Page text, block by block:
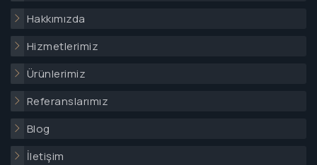
Hakkımızda
Hizmetlerimiz
Ürünlerimiz
Referanslarımız
Blog
İletişim